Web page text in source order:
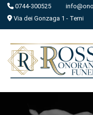
0744-300525
Via dei Gonzaga 1 - Terni